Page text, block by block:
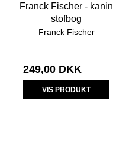
Franck Fischer - kanin
stofbog
Franck Fischer
249,00 DKK
VIS PRODUKT